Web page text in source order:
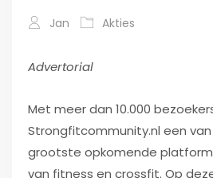
Jan Akties
Advertorial
Met meer dan 10.000
Strongfitcommunity.nl een
grootste opkomende
van fitness en crossfit. Op